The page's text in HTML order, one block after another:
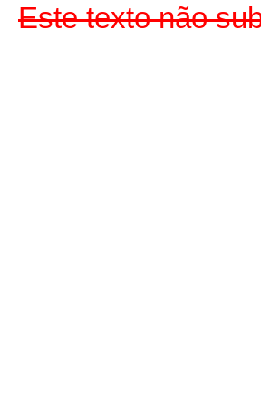
Este texto não